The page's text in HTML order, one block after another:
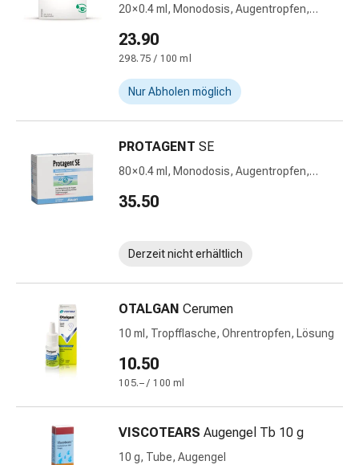
Ohren
Ohrenpflege
Augentropfen
Augenentzündungen
Augenverbände
Augenhygiene
Herz
&
Kompressions-
Strümpfe
Kreislaufbeschwerden
Venenbeschwerden
Herznerven-
Störung
Konzentrationsstörung
Allergien
20 × 0.4 ml, Monodosis, Augentropfen,
23.90
298.75 / 100 ml
Nur Abholen möglich
PROTAGENT SE
80 × 0.4 ml, Monodosis, Augentropfen,
35.50
Derzeit nicht erhältlich
OTALGAN Cerumen
10 ml, Tropfflasche, Ohrentropfen, Lösung
10.50
105.– / 100 ml
VISCOTEARS Augengel Tb 10 g
10 g, Tube, Augengel